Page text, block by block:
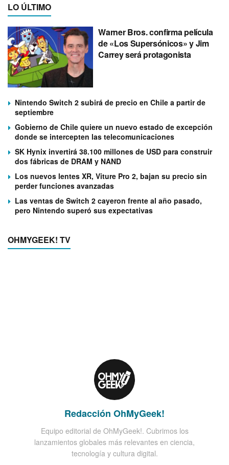
LO ÚLTIMO
Warner Bros. confirma película
de «Los Supersónicos» y Jim
Carrey será protagonista
Nintendo Switch 2 subirá de precio en Chile a partir de
septiembre
Gobierno de Chile quiere un nuevo estado de excepción
donde se intercepten las telecomunicaciones
SK Hynix invertirá 38.100 millones de USD para construir
dos fábricas de DRAM y NAND
Los nuevos lentes XR, Viture Pro 2, bajan su precio sin
perder funciones avanzadas
Las ventas de Switch 2 cayeron frente al año pasado,
pero Nintendo superó sus expectativas
OHMYGEEK! TV
Redacción OhMyGeek!
Equipo editorial de OhMyGeek!. Cubrimos los
lanzamientos globales más relevantes en ciencia,
tecnología y cultura digital.